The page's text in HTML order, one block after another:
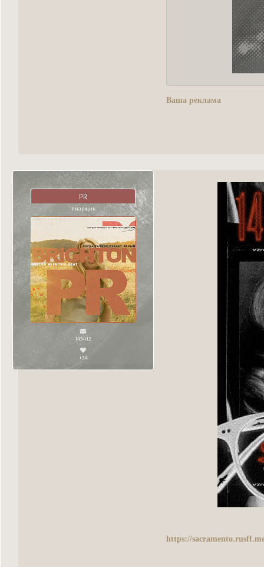
Ваша реклама
PR
пиарщик
143412
+34
https://